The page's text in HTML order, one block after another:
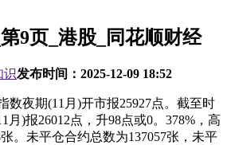
9页_港股_同花顺财经
识发布时间： 2025-12-09 18:52
夜期(11月)开市报25927点。截至时
月)报26012点，升98点或0。378%，高
。未平仓合约总数为137057张，未平